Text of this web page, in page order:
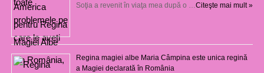
Soţia a revenit în viaţa mea după o … Citeşte mai mult »
Regina magiei albe Maria Câmpina este unica regină
a Magiei declarată în România